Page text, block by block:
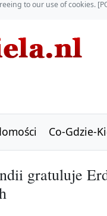
to our use of cookies.
Co-Gdzie-
gratuluje